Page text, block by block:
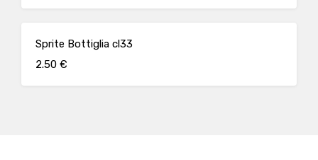
Sprite Bottiglia cl33
2.50 €